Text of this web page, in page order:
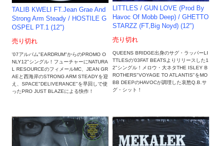
TALIB KWELI FT.Jean Grae And
Strong Arm Steady / HOSTILE G
OSPEL PT.1 (12")
売り切れ
'07アルバム"EARDRUM"からのPROMO O
NLY12"シングル！フューチャーにNATURA
L RESOURCEのフィメールMC、JEAN GR
AEと西海岸のSTRONG ARM STEADYを迎
え、SPACE"DELIVERANCE"を早回しで使
ったPRO JUST BLAZEによる快作！
LITTLES / GUN LOVE (Prod By
Havoc Of Mobb Deep) / GHETTO
STARZZ (FT,Big Noyd) (12")
売り切れ
QUEENS BRIDGE出身のサグ・ラッパーLI
TTLESの'03FAT BEATSよりリリースした1
2"シングル！メロウ・大ネタTHE ISLEY B
ROTHERS"VOYAGE TO ATLANTIS"をMO
BB DEEPのHAVOCが調理した哀愁Q.B.サ
グ・シット！